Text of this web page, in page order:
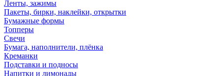
Ленты, зажимы
Пакеты, бирки, наклейки, открытки
Бумажные формы
Топперы
Свечи
Бумага, наполнители, плёнка
Креманки
Подставки и подносы
Напитки и лимонады